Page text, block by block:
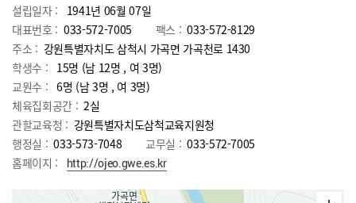
설립일자 :
1941년 06월 07일
대표번호 : 033-572-7005 팩스 : 033-572-8129
주소 : 강원특별자치도 삼척시 가곡면 가곡천로 1430
학생수 : 15명 (남 12명 , 여 3명)
교원수 : 6명 (남3명 , 여 3명)
체육집회공간 : 2실
관할교육청 : 강원특별자치도삼척교육지원청
행정실 : 033-573-7048 교무실 : 033-572-7005
홈페이지 :
http://ojeo.gwe.es.kr